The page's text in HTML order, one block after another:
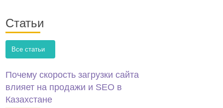
Статьи
Все статьи
Почему скорость загрузки сайта
влияет на продажи и SEO в
Казахстане